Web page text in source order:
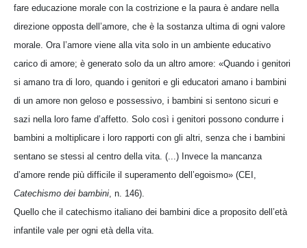
fare educazione morale con la costrizione e la paura è andare nella
direzione opposta dell’amore, che è la sostanza ultima di ogni valore
morale. Ora l’amore viene alla vita solo in un ambiente educativo
carico di amore; è generato solo da un altro amore: «Quando i genitori
si amano tra di loro, quando i genitori e gli educatori amano i bambini
di un amore non geloso e possessivo, i bambini si sentono sicuri e
sazi nella loro fame d’affetto. Solo così i genitori possono condurre i
bambini a moltiplicare i loro rapporti con gli altri, senza che i bambini
sentano se stessi al centro della vita. (...) Invece la mancanza
d’amore rende più difficile il superamento dell’egoismo» (CEI,
Catechismo dei bambini , n. 146).
Quello che il catechismo italiano dei bambini dice a proposito dell’età
infantile vale per ogni età della vita.